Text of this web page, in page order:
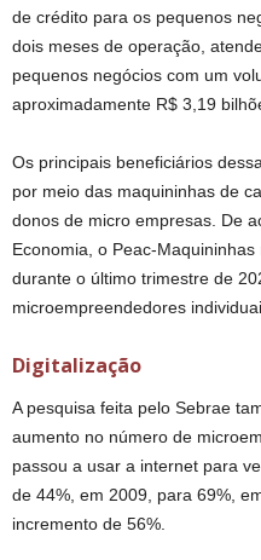
de crédito para os pequenos
dois meses de operação,
pequenos negócios com um
aproximadamente R$ 3,19
Os principais beneficiários
por meio das maquininhas de
donos de micro empresas. De
Economia, o Peac-
durante o último trimestre de
microempreendedores
Digitalização
A pesquisa feita pelo Sebrae
aumento no número de
passou a usar a internet para
de 44%, em 2009, para 69%,
incremento de 56%.